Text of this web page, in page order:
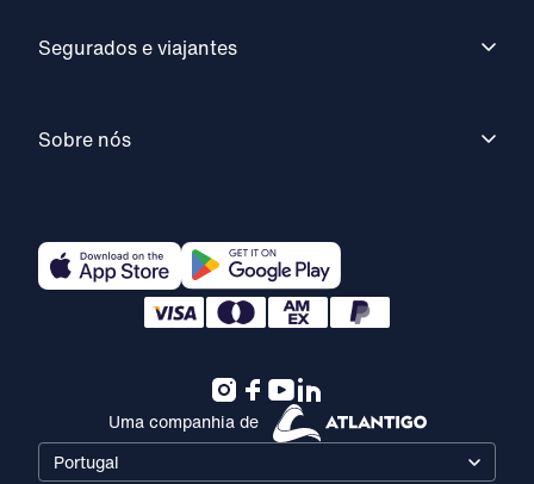
Segurados e viajantes
Sobre nós
Uma companhia de
Portugal